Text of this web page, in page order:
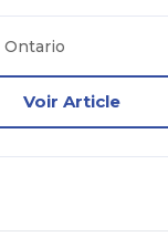
Ontario
Voir Article